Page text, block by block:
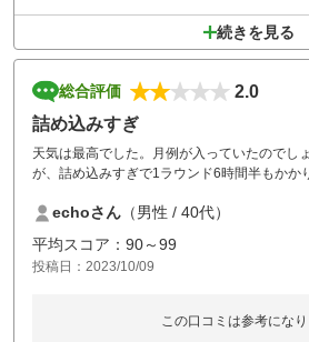
続きを見る
総合評価
2.0
詰め込みすぎ
天気は最高でした。月例が入っていたのでし
が、詰め込みすぎで1ラウンド6時間半もかか
→西コースはなおさら時間がかかるのでお勧
しょうがないかなとも思いますが、まあまあ
二度と行かないと思います。
echoさん （男性 / 40代）
平均スコア：90～99
投稿日：2023/10/09
この口コミは参考にな